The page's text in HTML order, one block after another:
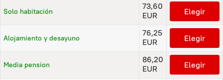
Solo habitación
73,60
EUR
Elegir
Alojamiento y desayuno
76,25
EUR
Elegir
Media pension
86,20
EUR
Elegir